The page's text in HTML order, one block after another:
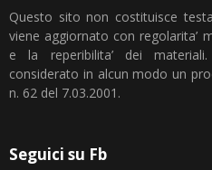
Questo sito non costituisce
viene aggiornato con regolarita’
e la reperibilita’ dei
considerato in alcun modo un
n. 62 del 7.03.2001.
Seguici su Fb